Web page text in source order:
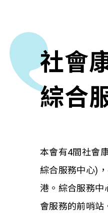
社區教育
多元共融
社區連繫
慈善活動
相關報導
社會
綜合
本會有4間社會
綜合服務中心)
港。綜合服務中
會服務的前哨站